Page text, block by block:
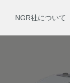
NGR社について